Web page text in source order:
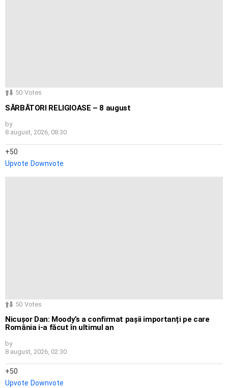
50 Votes
SĂRBĂTORI RELIGIOASE – 8 august
by
8 august, 2026, 08:30
50
Upvote Downvote
50 Votes
Nicușor Dan: Moody’s a confirmat pașii importanți pe care
România i-a făcut în ultimul an
by
8 august, 2026, 02:30
50
Upvote Downvote